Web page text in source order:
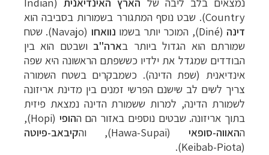
Country). שבט נוסף המתגורר בשמורות בסביבה הוא
דינה (Diné) , המוכר יותר בשמו נוואחו (
Navajo). שטח
שמורתם הוא הגדול ביותר בארה"בושבטם הוא בין
הבודדים שמגדל את ילדיו כששפתם הראשונה היא שפה
אינדיאנית (שפת הדינה). כשמבקרים בשטח השמורה
צריך לשים לב שישנם הפרשי זמנים בין מדינת אריזונה
לשמורת הדינה, למרות ששמורת הדינה נמצאת פיזית
בתוך אריזונה. שבטים נוספים באזור הם ההופי (
Hopi)
,
ההאווה-סופאי (Hawa-Supai) , והקיבאב-פיוטה
(Keibab-Piota)
.